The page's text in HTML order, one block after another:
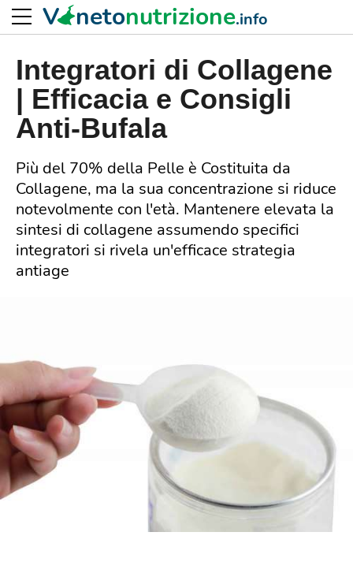
Integratori di Collagene
| Efficacia e Consigli
Anti-Bufala
Più del 70% della Pelle è Costituita da
Collagene, ma la sua concentrazione si riduce
notevolmente con l'età. Mantenere elevata la
sintesi di collagene assumendo specifici
integratori si rivela un'efficace strategia
antiage
V netonutrizione.info